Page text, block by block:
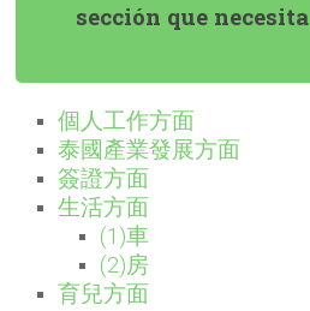
sección que necesita
個人工作方面
泰國產業發展方面
簽證方面
生活方面
(1)車
(2)房
育兒方面